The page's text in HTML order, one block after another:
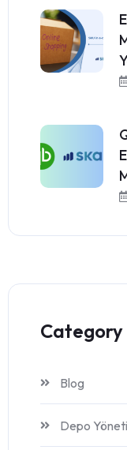
Category
Blog
Depo